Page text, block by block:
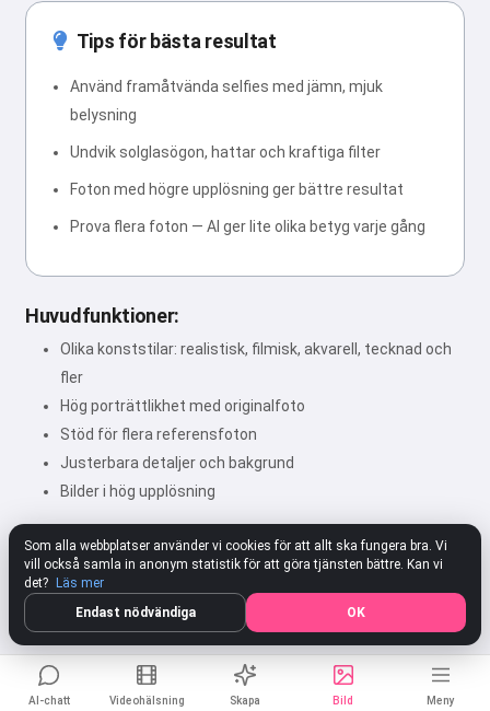
Tips för bästa resultat
Använd framåtvända selfies med jämn, mjuk
belysning
Undvik solglasögon, hattar och kraftiga filter
Foton med högre upplösning ger bättre resultat
Prova flera foton — AI ger lite olika betyg varje gång
Huvudfunktioner:
Olika konststilar: realistisk, filmisk, akvarell, tecknad och
fler
Hög porträttlikhet med originalfoto
Stöd för flera referensfoton
Justerbara detaljer och bakgrund
Bilder i hög upplösning
★★★★★4.80312 Inställningar Betygsätt
AI-chatt Videohälsning Skapa Bild Meny
Som alla webbplatser använder vi cookies för att allt ska fungera bra. Vi
vill också samla in anonym statistik för att göra tjänsten bättre. Kan vi
det?
Läs mer
Endast nödvändiga
OK